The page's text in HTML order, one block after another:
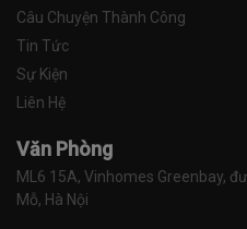
Câu Chuyện Thành Công
Tin Tức
Sự Kiện
Liên Hệ
Văn Phòng
ML6 15A, Vinhomes Greenbay,
Mỗ, Hà Nội